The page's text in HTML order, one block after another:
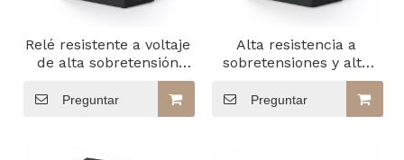
Relé resistente a voltaje
de alta sobretensión
Preguntar
Alta resistencia a
sobretensiones y alto
voltaje de carga
superior a 4000 V
Preguntar